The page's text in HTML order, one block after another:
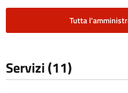
Tutta
Servizi (11)